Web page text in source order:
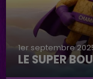
1er septembre
LE SUPER